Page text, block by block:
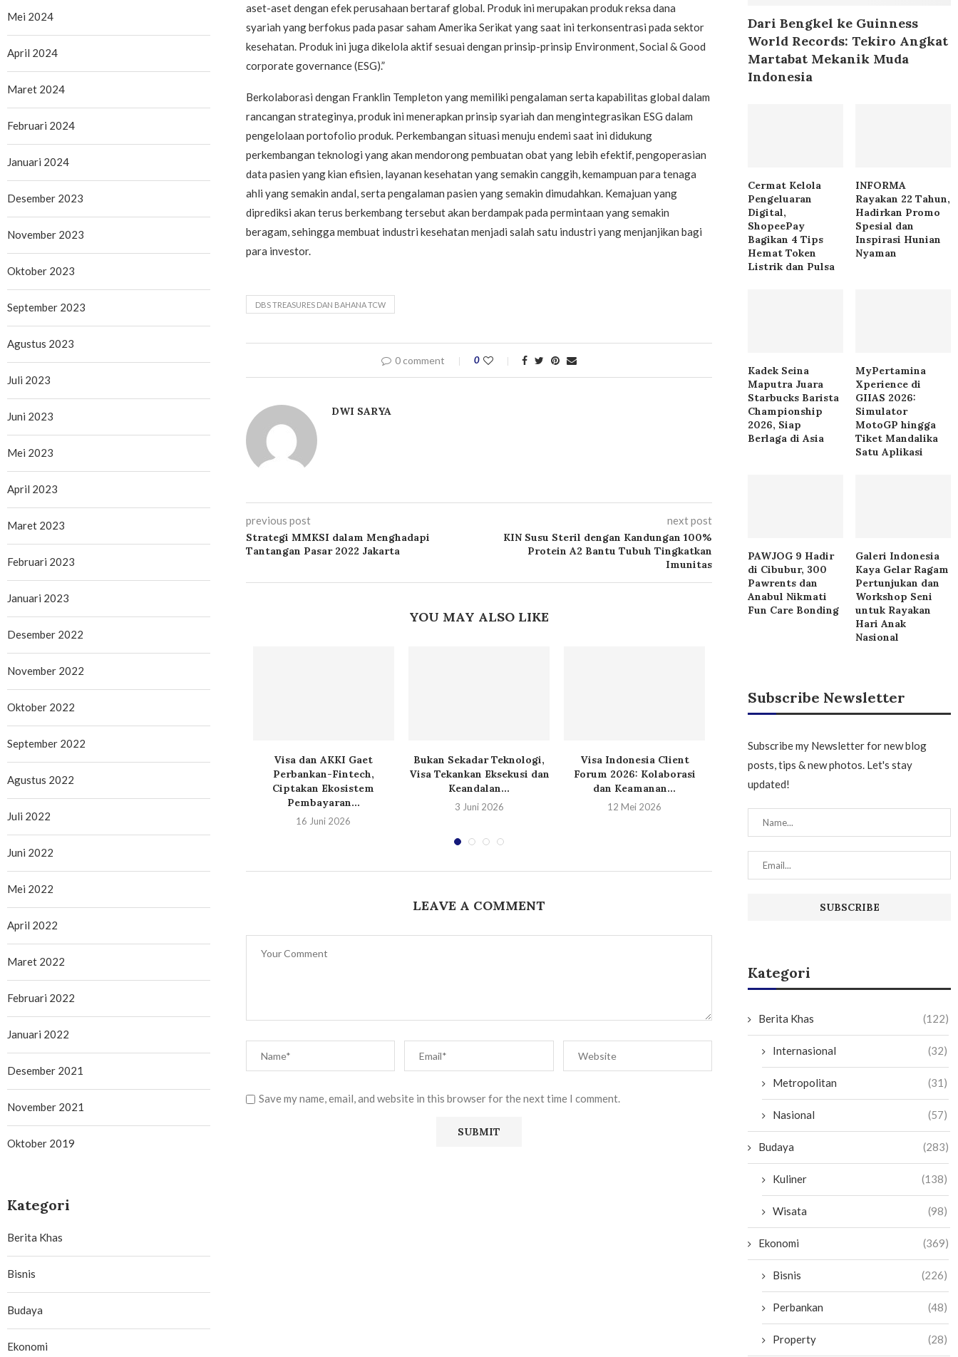
aset-aset dengan efek perusahaan bertaraf global. Produk ini merupakan produk reksa dana
syariah yang berfokus pada pasar saham Amerika Serikat yang saat ini terkonsentrasi pada sektor
kesehatan. Produk ini juga dikelola aktif sesuai dengan prinsip-prinsip Environment, Social & Good
corporate governance (ESG).”
Berkolaborasi dengan Franklin Templeton yang memiliki pengalaman serta kapabilitas global dalam
rancangan strateginya, produk ini menerapkan prinsip syariah dan mengintegrasikan ESG dalam
pengelolaan portofolio produk. Perkembangan situasi menuju endemi saat ini didukung
perkembangan teknologi yang akan mendorong pembuatan obat yang lebih efektif, pengoperasian
data pasien yang kian efisien, layanan kesehatan yang semakin canggih, kemampuan para tenaga
ahli yang semakin andal, serta pengalaman pasien yang semakin dimudahkan. Kemajuan yang
diprediksi akan terus berkembang tersebut akan berdampak pada permintaan yang semakin
beragam, sehingga membuat industri kesehatan menjadi salah satu industri yang menjanjikan bagi
para investor.
DBS TREASURES DAN BAHANA TCW
0 comment 0
DWI SARYA
previous post
Strategi MMKSI dalam Menghadapi
Tantangan Pasar 2022 Jakarta
next post
KIN Susu Steril dengan Kandungan 100%
Protein A2 Bantu Tubuh Tingkatkan
Imunitas
YOU MAY ALSO LIKE
Digital Beri
Sekolah
BCA Digital Gandeng
Visa dan AKKI Gaet
Perbankan-Fintech,
Ciptakan Ekosistem
Pembayaran...
16 Juni 2026
Bukan Sekadar Teknologi,
Visa Tekankan Eksekusi dan
Keandalan...
3 Juni 2026
Visa Indonesia Client
Forum 2026: Kolaborasi
dan Keamanan...
12 Mei 2026
Kolaborasi Strategis: KB
Bank dan NWP Property
Perkuat...
10 Mei 2026
KB Bank
27 April
LEAVE A COMMENT
Save my name, email, and website in this browser for the next time I comment.
Dari Bengkel ke Guinness
World Records: Tekiro Angkat
Martabat Mekanik Muda
Indonesia
Cermat Kelola
Pengeluaran
Digital,
ShopeePay
Bagikan 4 Tips
Hemat Token
Listrik dan Pulsa
INFORMA
Rayakan 22 Tahun,
Hadirkan Promo
Spesial dan
Inspirasi Hunian
Nyaman
Kadek Seina
Maputra Juara
Starbucks Barista
Championship
2026, Siap
Berlaga di Asia
MyPertamina
Xperience di
GIIAS 2026:
Simulator
MotoGP hingga
Tiket Mandalika
Satu Aplikasi
PAWJOG 9 Hadir
di Cibubur, 300
Pawrents dan
Anabul Nikmati
Fun Care Bonding
Galeri Indonesia
Kaya Gelar Ragam
Pertunjukan dan
Workshop Seni
untuk Rayakan
Hari Anak
Nasional
Subscribe Newsletter
Subscribe my Newsletter for new blog
posts, tips & new photos. Let's stay
updated!
Kategori
Berita Khas (122)
Internasional (32)
Metropolitan (31)
Nasional (57)
Budaya (283)
Kuliner (138)
Wisata (98)
Ekonomi (369)
Bisnis (226)
Perbankan (48)
Property (28)
Mei 2024
April 2024
Maret 2024
Februari 2024
Januari 2024
Desember 2023
November 2023
Oktober 2023
September 2023
Agustus 2023
Juli 2023
Juni 2023
Mei 2023
April 2023
Maret 2023
Februari 2023
Januari 2023
Desember 2022
November 2022
Oktober 2022
September 2022
Agustus 2022
Juli 2022
Juni 2022
Mei 2022
April 2022
Maret 2022
Februari 2022
Januari 2022
Desember 2021
November 2021
Oktober 2019
Kategori
Berita Khas
Bisnis
Budaya
Ekonomi